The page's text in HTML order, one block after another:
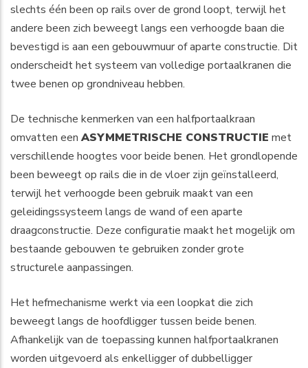
slechts één been op rails over de grond loopt, terwijl het
andere been zich beweegt langs een verhoogde baan die
bevestigd is aan een gebouwmuur of aparte constructie. Dit
onderscheidt het systeem van volledige portaalkranen die
twee benen op grondniveau hebben.
De technische kenmerken van een halfportaalkraan
omvatten een ASYMMETRISCHE CONSTRUCTIE met
verschillende hoogtes voor beide benen. Het grondlopende
been beweegt op rails die in de vloer zijn geïnstalleerd,
terwijl het verhoogde been gebruik maakt van een
geleidingssysteem langs de wand of een aparte
draagconstructie. Deze configuratie maakt het mogelijk om
bestaande gebouwen te gebruiken zonder grote
structurele aanpassingen.
Het hefmechanisme werkt via een loopkat die zich
beweegt langs de hoofdligger tussen beide benen.
Afhankelijk van de toepassing kunnen halfportaalkranen
worden uitgevoerd als enkelligger of dubbelligger